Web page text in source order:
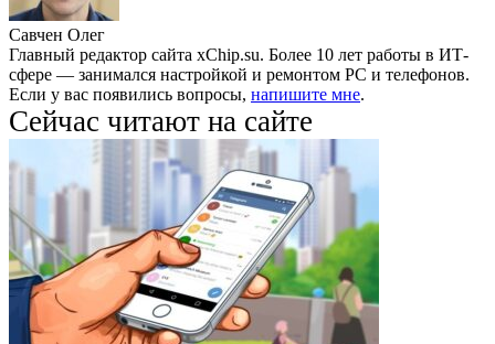
Савчен Олег
Главный редактор сайта xChip.su. Более 10 лет работы в ИТ-
сфере — занимался настройкой и ремонтом PC и телефонов.
Если у вас появились вопросы, напишите мне.
Сейчас читают на сайте